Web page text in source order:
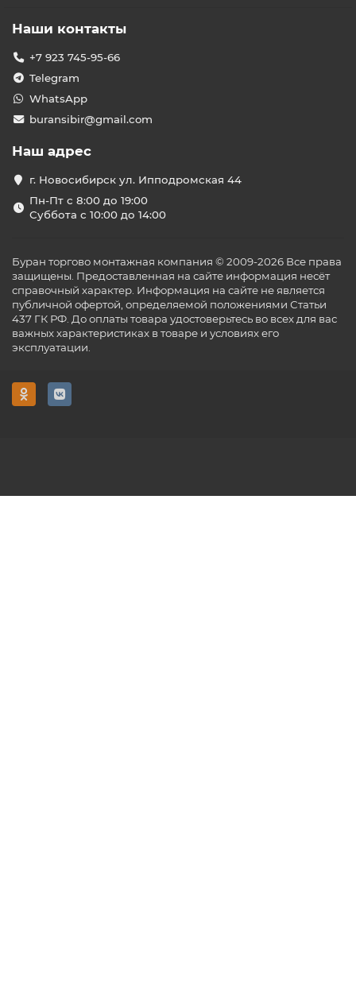
Наши контакты
+7 923 745-95-66
Telegram
WhatsApp
buransibir@gmail.com
Наш адрес
г. Новосибирск ул. Ипподромская 44
Пн-Пт с 8:00 до 19:00
Суббота с 10:00 до 14:00
Буран торгово монтажная компания © 2009-2026 Все права
защищены. Предоставленная на сайте информация несёт
справочный характер. Информация на сайте не является
публичной офертой, определяемой положениями Статьи
437 ГК РФ. До оплаты товара удостоверьтесь во всех для вас
важных характеристиках в товаре и условиях его
эксплуатации.